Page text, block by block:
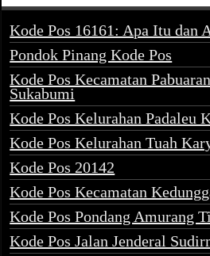
Kode Pos 16161: Apa Itu dan
Pondok Pinang Kode Pos
Kode Pos Kecamatan
Sukabumi
Kode Pos Kelurahan Padaleu
Kode Pos Kelurahan Tuah
Kode Pos 20142
Kode Pos Kecamatan
Kode Pos Pondang Amurang
Kode Pos Jalan Jenderal